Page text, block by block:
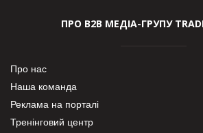
ПРО В2В МЕДІА-ГРУПУ
Про нас
Наша команда
Реклама на порталі
Тренінговий центр